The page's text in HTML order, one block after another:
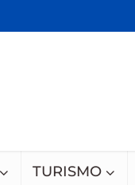
TURISMO